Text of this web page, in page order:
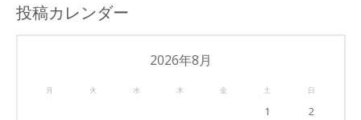
カ
投稿カレンダー
2026年8月
月 火 水 木 金 土 日
1
2